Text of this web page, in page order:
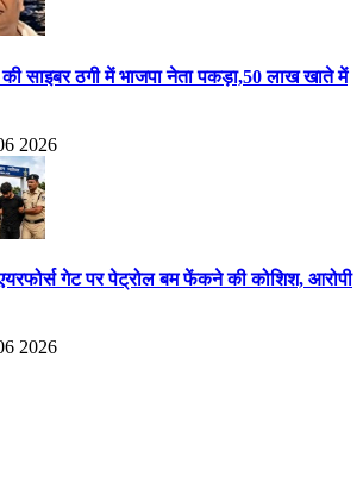
साइबर ठगी में भाजपा नेता पकड़ा,50 लाख खाते में
2026
गेट पर पेट्रोल बम फेंकने की कोशिश, आरोपी
2026